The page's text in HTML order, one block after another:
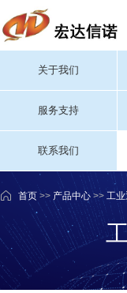
关于我们
服务支持
联系我们
首页 >> 产品中心 >> 工